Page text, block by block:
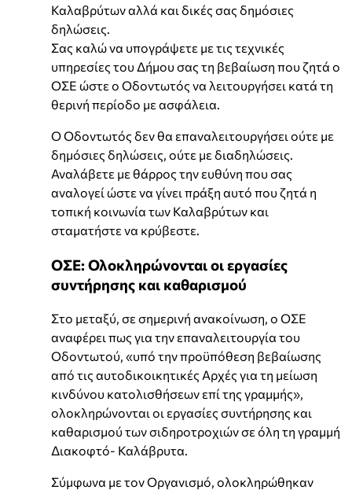
Καλαβρύτων αλλά και δικές σας δημόσιες
δηλώσεις.
Σας καλώ να υπογράψετε με τις τεχνικές
υπηρεσίες του Δήμου σας τη βεβαίωση που ζητά ο
ΟΣΕ ώστε ο Οδοντωτός να λειτουργήσει κατά τη
θερινή περίοδο με ασφάλεια.
Ο Οδοντωτός δεν θα επαναλειτουργήσει ούτε με
δημόσιες δηλώσεις, ούτε με διαδηλώσεις.
Αναλάβετε με θάρρος την ευθύνη που σας
αναλογεί ώστε να γίνει πράξη αυτό που ζητά η
τοπική κοινωνία των Καλαβρύτων και
σταματήστε να κρύβεστε.
ΟΣΕ: Ολοκληρώνονται οι εργασίες
συντήρησης και καθαρισμού
Στο μεταξύ, σε σημερινή ανακοίνωση, ο ΟΣΕ
αναφέρει πως για την επαναλειτουργία του
Οδοντωτού, «υπό την προϋπόθεση βεβαίωσης
από τις αυτοδικοικητικές Αρχές για τη μείωση
κινδύνου κατολισθήσεων επί της γραμμής»,
ολοκληρώνονται οι εργασίες συντήρησης και
καθαρισμού των σιδηροτροχιών σε όλη τη γραμμή
Διακοφτό- Καλάβρυτα.
Σύμφωνα με τον Οργανισμό, ολοκληρώθηκαν